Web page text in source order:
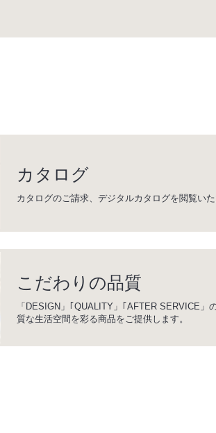
カタログ
カタログのご請求、デジタルカタログを閲覧いた
こだわりの品質
「DESIGN」｢QUALITY」｢AFTER SERVICE」
質な生活空間を彩る商品をご提供します。